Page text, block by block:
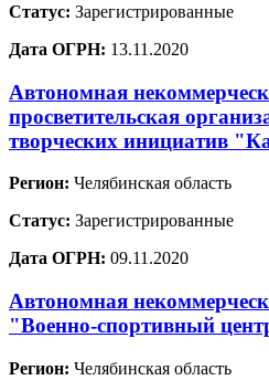
Статус: Зарегистрированные
Дата ОГРН: 13.11.2020
Автономная
просветительская
творческих инициатив
Регион: Челябинская область
Статус: Зарегистрированные
Дата ОГРН: 09.11.2020
Автономная
"Военно-спортивный
Регион: Челябинская область